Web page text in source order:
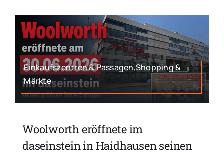
Einkaufszentren & Passagen,Shopping &
Märkte
Woolworth eröffnete im
daseinstein in Haidhausen seinen